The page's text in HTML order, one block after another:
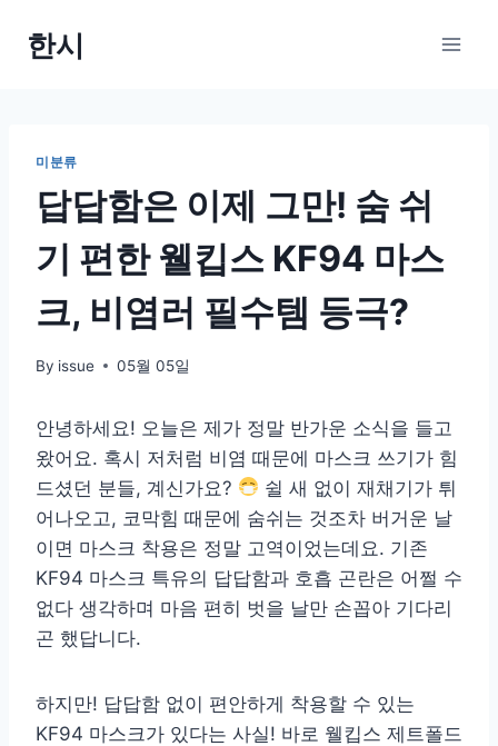
한시
미분류
답답함은 이제 그만! 숨 쉬
기 편한 웰킵스 KF94 마스
크, 비염러 필수템 등극?
By issue 05월 05일
안녕하세요! 오늘은 제가 정말 반가운 소식을 들고
왔어요. 혹시 저처럼 비염 때문에 마스크 쓰기가 힘
드셨던 분들, 계신가요?
쉴 새 없이 재채기가 튀
어나오고, 코막힘 때문에 숨쉬는 것조차 버거운 날
이면 마스크 착용은 정말 고역이었는데요. 기존
KF94 마스크 특유의 답답함과 호흡 곤란은 어쩔 수
없다 생각하며 마음 편히 벗을 날만 손꼽아 기다리
곤 했답니다.
하지만! 답답함 없이 편안하게 착용할 수 있는
KF94 마스크가 있다는 사실! 바로 웰킵스 제트폴드